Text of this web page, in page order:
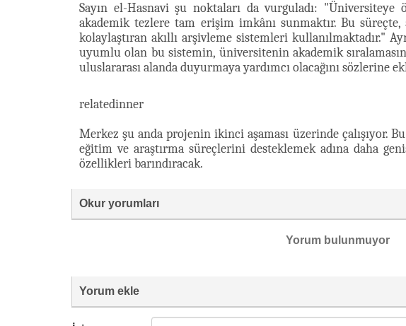
Sayın el-Hasnavi şu noktaları da vurguladı:
akademik tezlere tam erişim imkânı sunmaktır. Bu
kolaylaştıran akıllı arşivleme sistemleri kullanılmaktadır."
uyumlu olan bu sistemin, üniversitenin akademik
uluslararası alanda duyurmaya yardımcı olacağını sözlerine
relatedinner
Merkez şu anda projenin ikinci aşaması üzerinde çalışıyor.
eğitim ve araştırma süreçlerini desteklemek adına daha
özellikleri barındıracak.
Okur yorumları
Yorum bulunmuyor
Yorum ekle